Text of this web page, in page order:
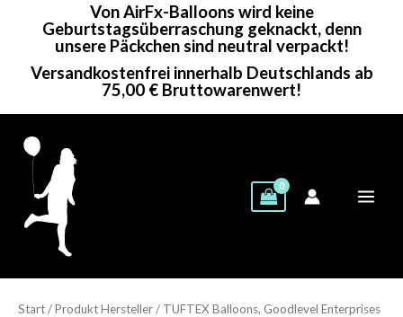
Von AirFx-Balloons wird keine
Geburtstagsüberraschung geknackt, denn
unsere Päckchen sind neutral verpackt!
Versandkostenfrei innerhalb Deutschlands ab
75,00 € Bruttowarenwert!
Start/ Produkt Hersteller / TUFTEX Balloons, Goodlevel Enterprises